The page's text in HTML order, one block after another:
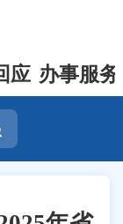
应 办事服务